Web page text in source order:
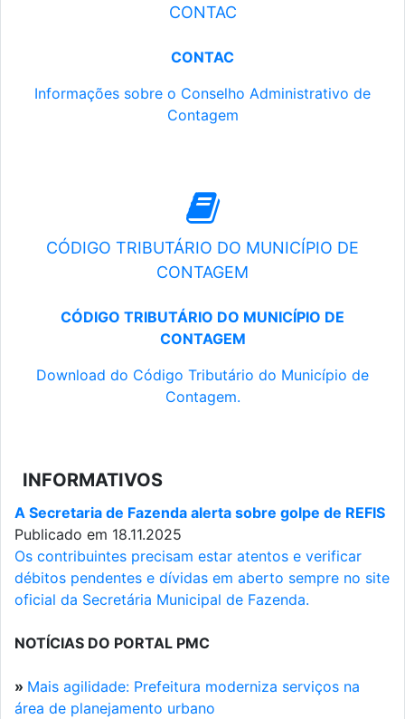
CONTAC
CONTAC
Informações sobre o Conselho Administrativo de
Contagem
CÓDIGO TRIBUTÁRIO DO MUNICÍPIO DE
CONTAGEM
CÓDIGO TRIBUTÁRIO DO MUNICÍPIO DE
CONTAGEM
Download do Código Tributário do Município de
Contagem.
INFORMATIVOS
A Secretaria de Fazenda alerta sobre golpe de REFIS
Publicado em 18.11.2025
Os contribuintes precisam estar atentos e verificar
débitos pendentes e dívidas em aberto sempre no site
oficial da Secretária Municipal de Fazenda.
NOTÍCIAS DO PORTAL PMC
» Mais agilidade: Prefeitura moderniza serviços na
área de planejamento urbano